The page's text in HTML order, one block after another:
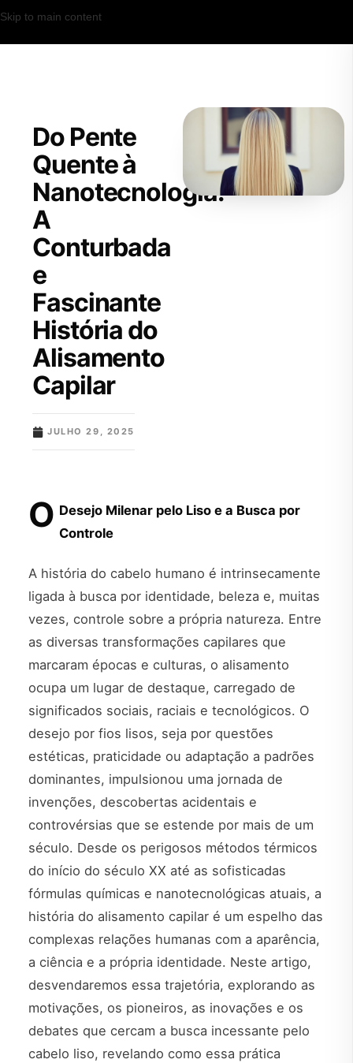
Skip to main content
Do Pente
Quente à
Nanotecnologia:
A
Conturbada
e
Fascinante
História do
Alisamento
Capilar
JULHO 29, 2025
O Desejo Milenar pelo Liso e a Busca por
Controle
A história do cabelo humano é intrinsecamente
ligada à busca por identidade, beleza e, muitas
vezes, controle sobre a própria natureza. Entre
as diversas transformações capilares que
marcaram épocas e culturas, o alisamento
ocupa um lugar de destaque, carregado de
significados sociais, raciais e tecnológicos. O
desejo por fios lisos, seja por questões
estéticas, praticidade ou adaptação a padrões
dominantes, impulsionou uma jornada de
invenções, descobertas acidentais e
controvérsias que se estende por mais de um
século. Desde os perigosos métodos térmicos
do início do século XX até as sofisticadas
fórmulas químicas e nanotecnológicas atuais, a
história do alisamento capilar é um espelho das
complexas relações humanas com a aparência,
a ciência e a própria identidade. Neste artigo,
desvendaremos essa trajetória, explorando as
motivações, os pioneiros, as inovações e os
debates que cercam a busca incessante pelo
cabelo liso, revelando como essa prática